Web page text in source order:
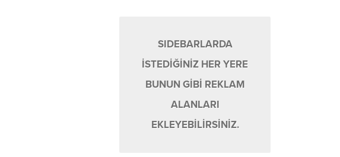
SIDEBARLARDA
İSTEDİĞİNİZ HER YERE
BUNUN GİBİ REKLAM
ALANLARI
EKLEYEBİLİRSİNİZ.